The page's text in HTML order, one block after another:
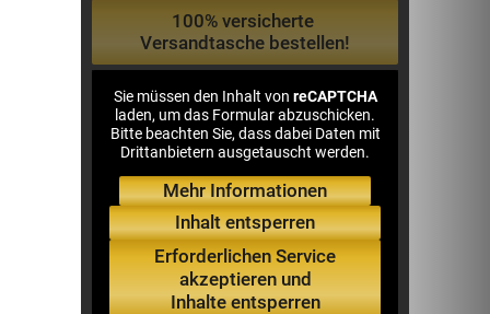
Sie müssen den Inhalt von reCAPTCHA
laden, um das Formular abzuschicken.
Bitte beachten Sie, dass dabei Daten mit
Drittanbietern ausgetauscht werden.
Mehr Informationen
Inhalt entsperren
Erforderlichen Service
akzeptieren und
Inhalte entsperren